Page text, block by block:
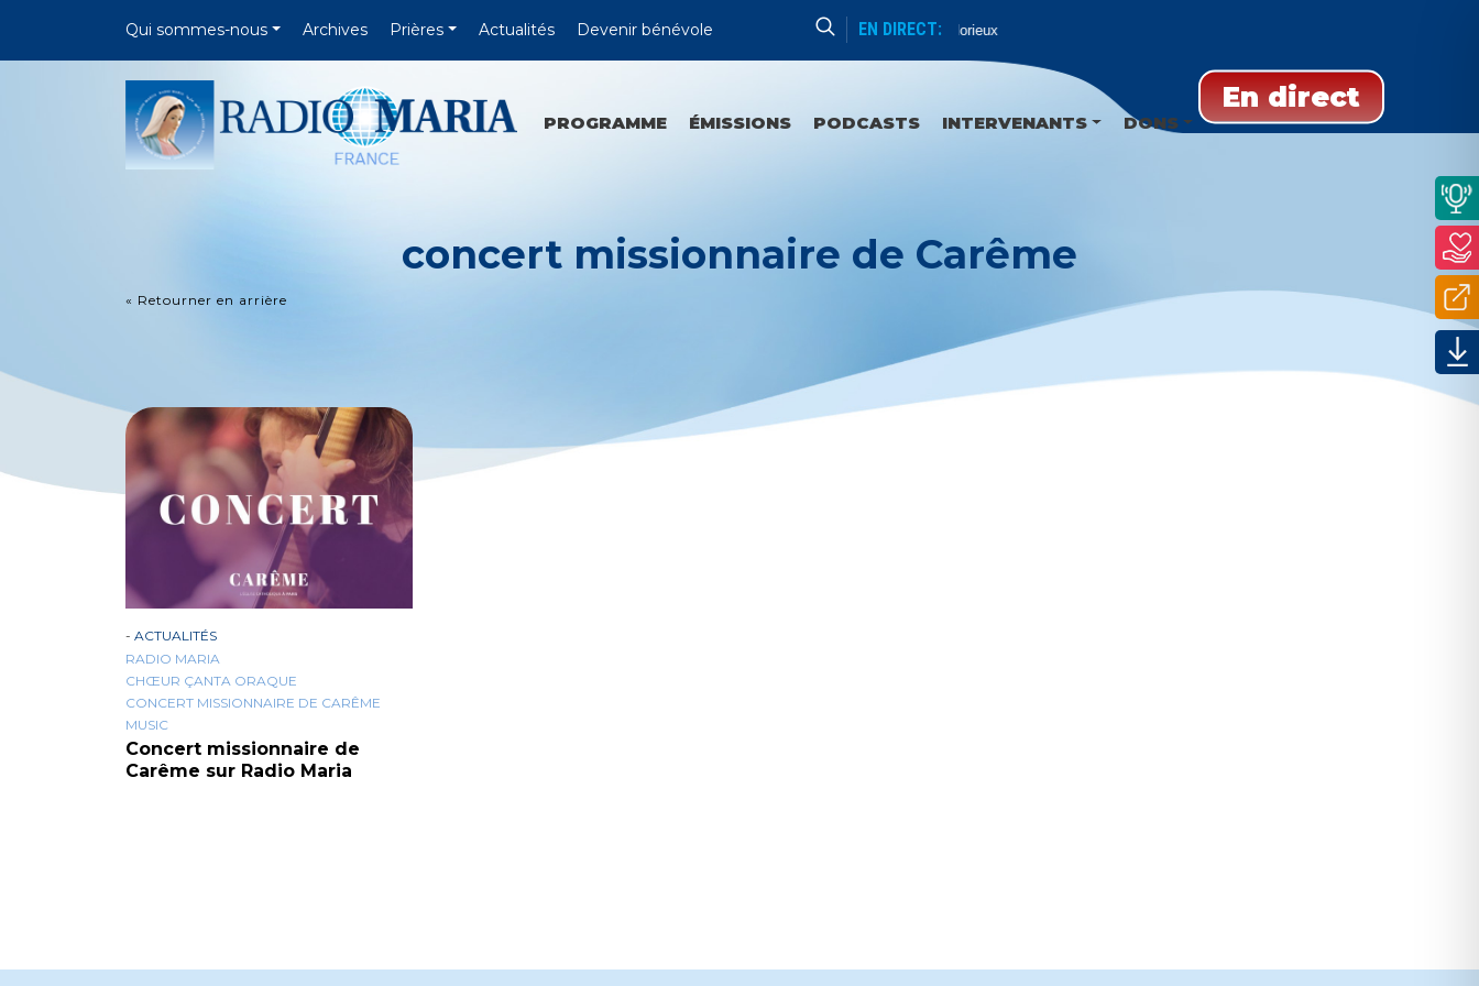
Qui sommes-nous Archives Prières Actualités Devenir bénévole EN DIRECT:
Chapelet Mystère Glorieux
En direct
PROGRAMME ÉMISSIONS PODCASTS INTERVENANTS DONS
concert missionnaire de Carême
« Retourner en arrière
- ACTUALITÉS
RADIO MARIA
CHŒUR ÇANTA ORAQUE
CONCERT MISSIONNAIRE DE CARÊME
MUSIC
Concert missionnaire de
Carême sur Radio Maria